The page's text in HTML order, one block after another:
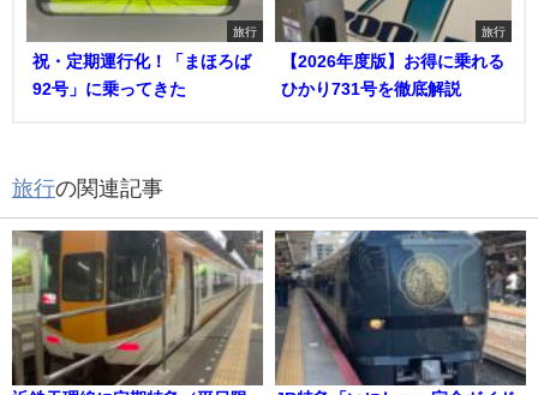
旅行
祝・定期運行化！「まほろば
92号」に乗ってきた
旅行
【2026年度版】お得に乗れる
ひかり731号を徹底解説
旅行の関連記事